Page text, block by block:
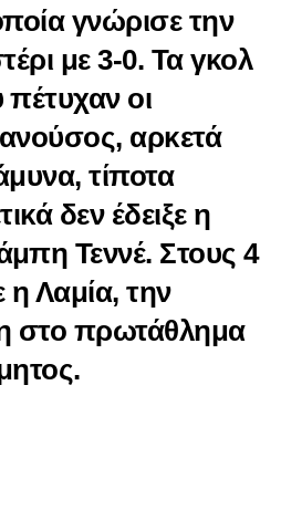
γνώρισε την
με 3-0. Τα γκολ
οι
αρκετά
τίποτα
δεν έδειξε η
Τεννέ. Στους 4
η Λαμία, την
στο πρωτάθλημα